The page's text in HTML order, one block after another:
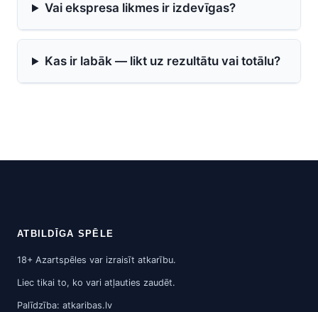
Vai ekspresa likmes ir izdevīgas?
Kas ir labāk — likt uz rezultātu vai totālu?
ATBILDĪGA SPĒLE
18+ Azartspēles var izraisīt atkarību.
Liec tikai to, ko vari atļauties zaudēt.
Palīdzība: atkaribas.lv